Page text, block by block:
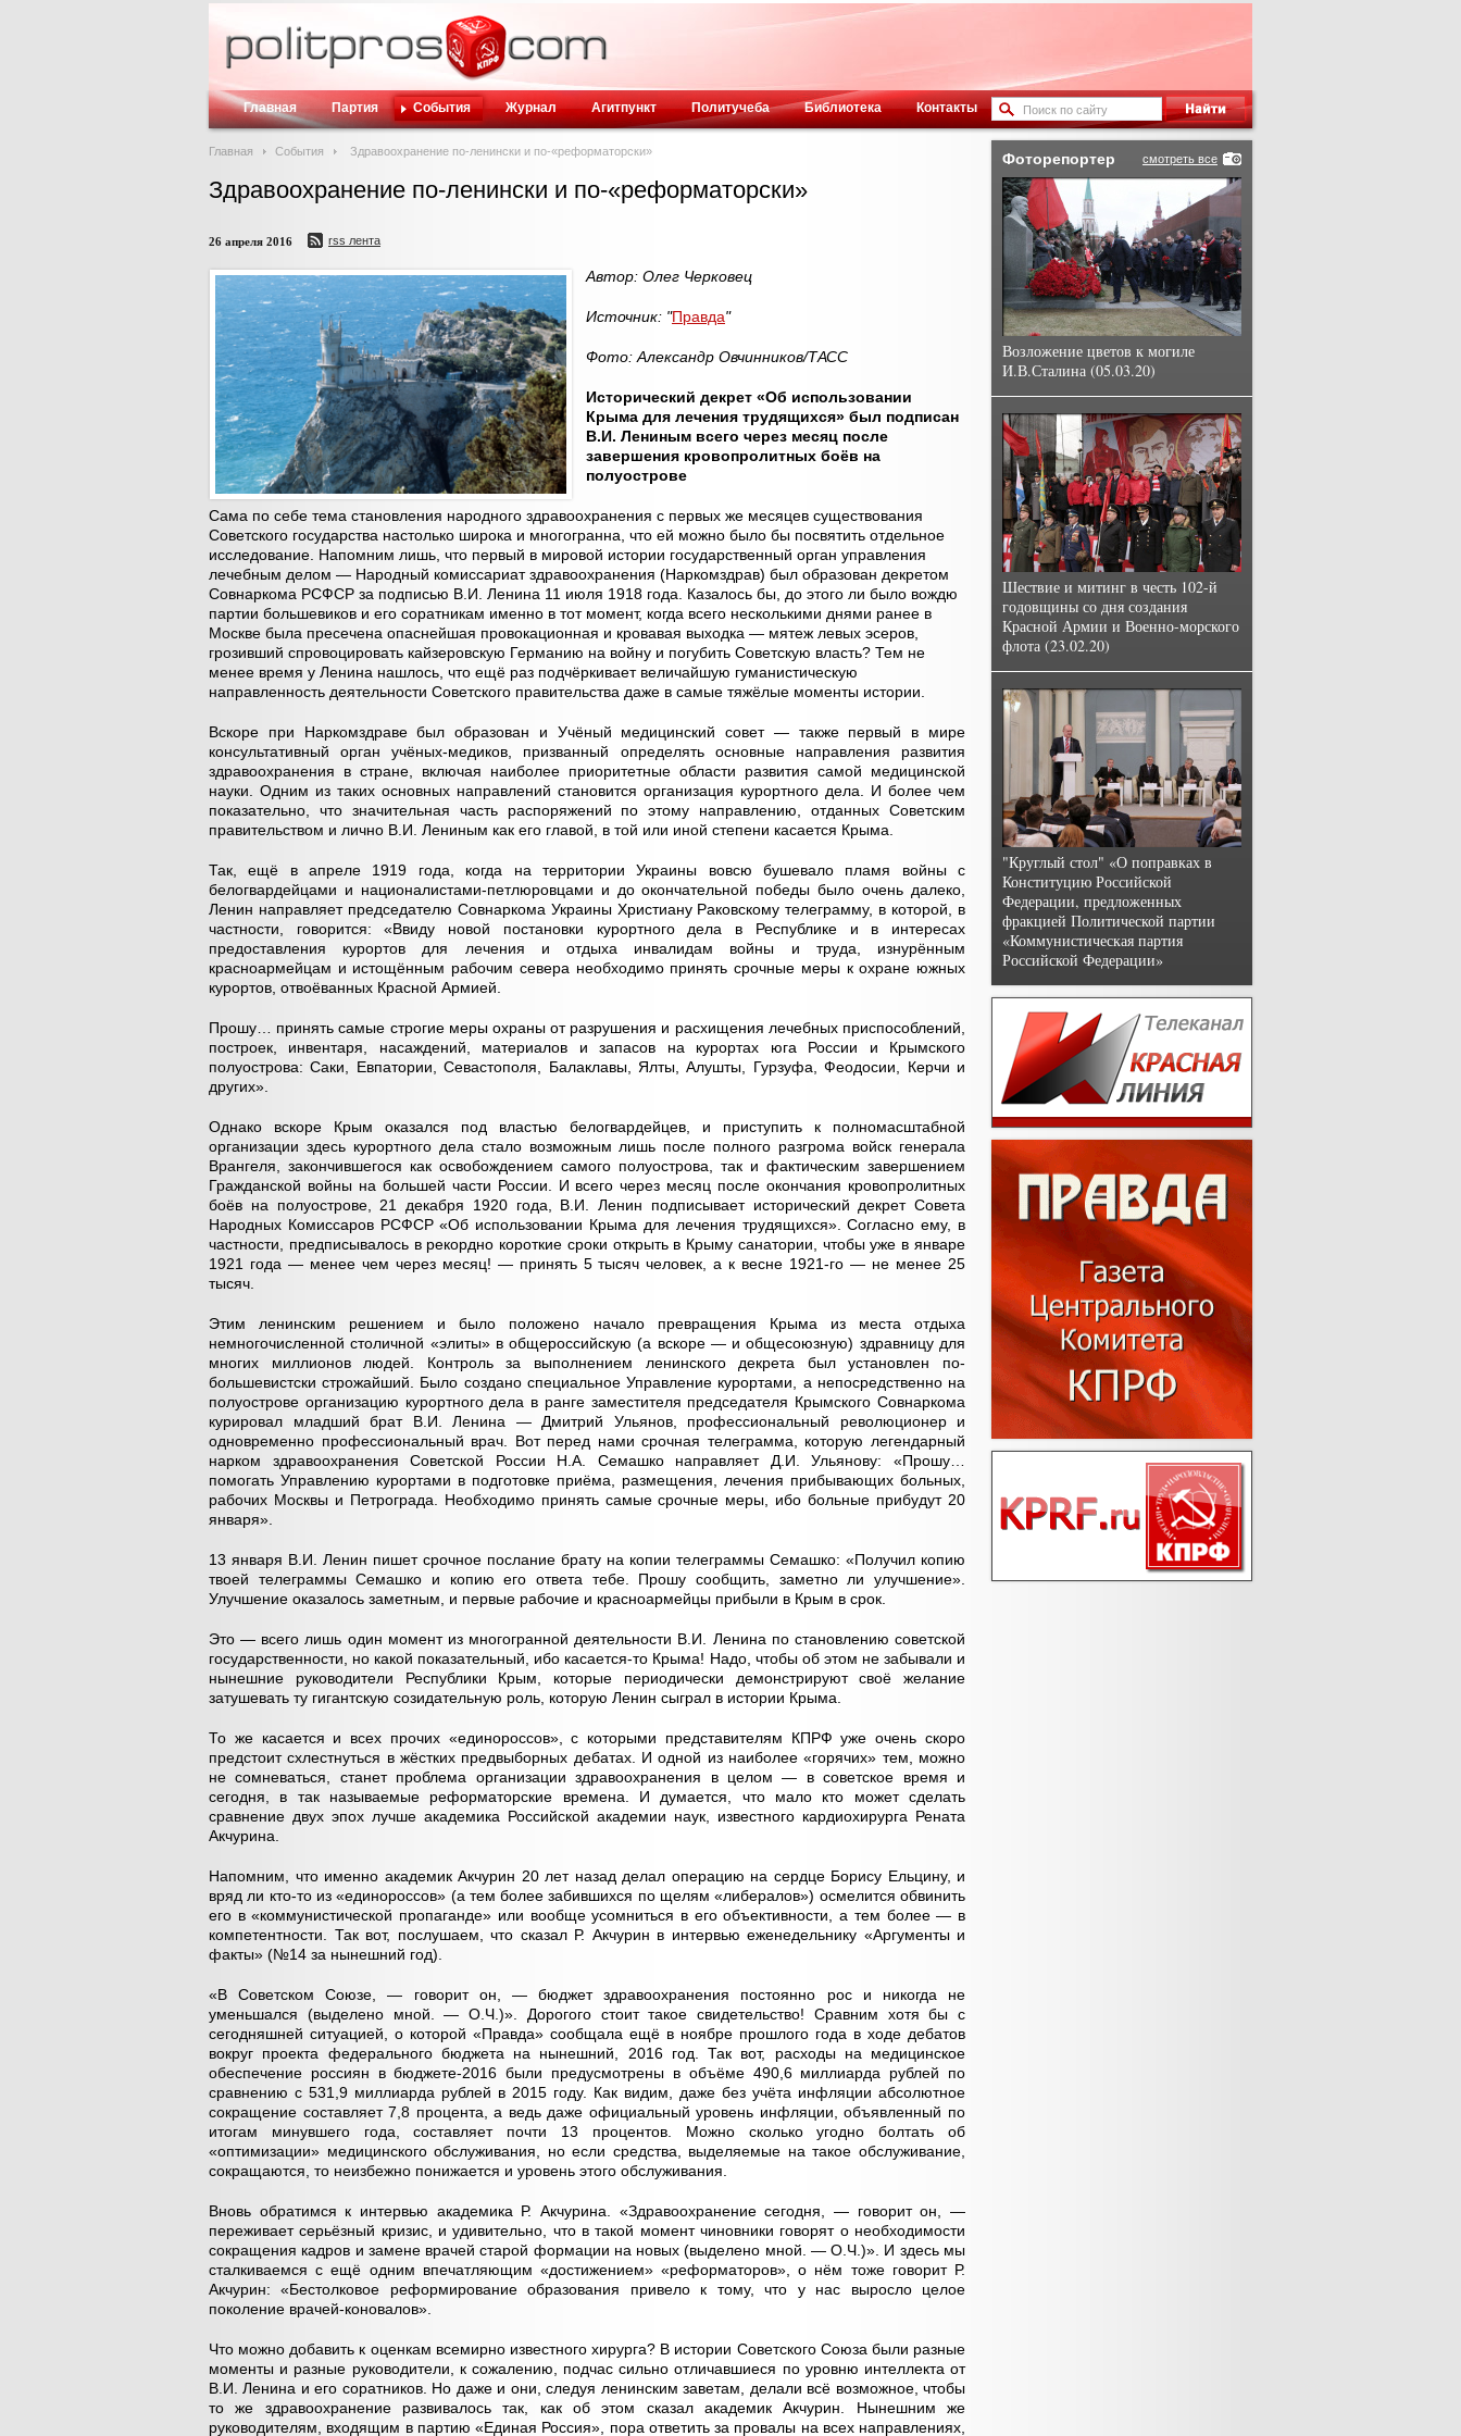
Главная Партия События Журнал Агитпункт Политучеба Библиотека Контакты
Главная События Здравоохранение по-ленински и по-«реформаторски»
Здравоохранение по-ленински и по-«реформаторски»
26 апреля 2016 rss лента
Автор: Олег Черковец
Источник: "Правда"
Фото: Александр Овчинников/ТАСС
Исторический декрет «Об использовании
Крыма для лечения трудящихся» был подписан
В.И. Лениным всего через месяц после
завершения кровопролитных боёв на
полуострове
Сама по себе тема становления народного здравоохранения с первых же месяцев существования
Советского государства настолько широка и многогранна, что ей можно было бы посвятить отдельное
исследование. Напомним лишь, что первый в мировой истории государственный орган управления
лечебным делом — Народный комиссариат здравоохранения (Наркомздрав) был образован декретом
Совнаркома РСФСР за подписью В.И. Ленина 11 июля 1918 года. Казалось бы, до этого ли было вождю
партии большевиков и его соратникам именно в тот момент, когда всего несколькими днями ранее в
Москве была пресечена опаснейшая провокационная и кровавая выходка — мятеж левых эсеров,
грозивший спровоцировать кайзеровскую Германию на войну и погубить Советскую власть? Тем не
менее время у Ленина нашлось, что ещё раз подчёркивает величайшую гуманистическую
направленность деятельности Советского правительства даже в самые тяжёлые моменты истории.
Вскоре при Наркомздраве был образован и Учёный медицинский совет — также первый в мире
консультативный орган учёных-медиков, призванный определять основные направления развития
здравоохранения в стране, включая наиболее приоритетные области развития самой медицинской
науки. Одним из таких основных направлений становится организация курортного дела. И более чем
показательно, что значительная часть распоряжений по этому направлению, отданных Советским
правительством и лично В.И. Лениным как его главой, в той или иной степени касается Крыма.
Так, ещё в апреле 1919 года, когда на территории Украины вовсю бушевало пламя войны с
белогвардейцами и националистами-петлюровцами и до окончательной победы было очень далеко,
Ленин направляет председателю Совнаркома Украины Христиану Раковскому телеграмму, в которой, в
частности, говорится: «Ввиду новой постановки курортного дела в Республике и в интересах
предоставления курортов для лечения и отдыха инвалидам войны и труда, изнурённым
красноармейцам и истощённым рабочим севера необходимо принять срочные меры к охране южных
курортов, отвоёванных Красной Армией.
Прошу… принять самые строгие меры охраны от разрушения и расхищения лечебных приспособлений,
построек, инвентаря, насаждений, материалов и запасов на курортах юга России и Крымского
полуострова: Саки, Евпатории, Севастополя, Балаклавы, Ялты, Алушты, Гурзуфа, Феодосии, Керчи и
других».
Однако вскоре Крым оказался под властью белогвардейцев, и приступить к полномасштабной
организации здесь курортного дела стало возможным лишь после полного разгрома войск генерала
Врангеля, закончившегося как освобождением самого полуострова, так и фактическим завершением
Гражданской войны на большей части России. И всего через месяц после окончания кровопролитных
боёв на полуострове, 21 декабря 1920 года, В.И. Ленин подписывает исторический декрет Совета
Народных Комиссаров РСФСР «Об использовании Крыма для лечения трудящихся». Согласно ему, в
частности, предписывалось в рекордно короткие сроки открыть в Крыму санатории, чтобы уже в январе
1921 года — менее чем через месяц! — принять 5 тысяч человек, а к весне 1921-го — не менее 25
тысяч.
Этим ленинским решением и было положено начало превращения Крыма из места отдыха
немногочисленной столичной «элиты» в общероссийскую (а вскоре — и общесоюзную) здравницу для
многих миллионов людей. Контроль за выполнением ленинского декрета был установлен по-
большевистски строжайший. Было создано специальное Управление курортами, а непосредственно на
полуострове организацию курортного дела в ранге заместителя председателя Крымского Совнаркома
курировал младший брат В.И. Ленина — Дмитрий Ульянов, профессиональный революционер и
одновременно профессиональный врач. Вот перед нами срочная телеграмма, которую легендарный
нарком здравоохранения Советской России Н.А. Семашко направляет Д.И. Ульянову: «Прошу…
помогать Управлению курортами в подготовке приёма, размещения, лечения прибывающих больных,
рабочих Москвы и Петрограда. Необходимо принять самые срочные меры, ибо больные прибудут 20
января».
13 января В.И. Ленин пишет срочное послание брату на копии телеграммы Семашко: «Получил копию
твоей телеграммы Семашко и копию его ответа тебе. Прошу сообщить, заметно ли улучшение».
Улучшение оказалось заметным, и первые рабочие и красноармейцы прибыли в Крым в срок.
Это — всего лишь один момент из многогранной деятельности В.И. Ленина по становлению советской
государственности, но какой показательный, ибо касается-то Крыма! Надо, чтобы об этом не забывали и
нынешние руководители Республики Крым, которые периодически демонстрируют своё желание
затушевать ту гигантскую созидательную роль, которую Ленин сыграл в истории Крыма.
То же касается и всех прочих «единороссов», с которыми представителям КПРФ уже очень скоро
предстоит схлестнуться в жёстких предвыборных дебатах. И одной из наиболее «горячих» тем, можно
не сомневаться, станет проблема организации здравоохранения в целом — в советское время и
сегодня, в так называемые реформаторские времена. И думается, что мало кто может сделать
сравнение двух эпох лучше академика Российской академии наук, известного кардиохирурга Рената
Акчурина.
Напомним, что именно академик Акчурин 20 лет назад делал операцию на сердце Борису Ельцину, и
вряд ли кто-то из «единороссов» (а тем более забившихся по щелям «либералов») осмелится обвинить
его в «коммунистической пропаганде» или вообще усомниться в его объективности, а тем более — в
компетентности. Так вот, послушаем, что сказал Р. Акчурин в интервью еженедельнику «Аргументы и
факты» (№14 за нынешний год).
«В Советском Союзе, — говорит он, — бюджет здравоохранения постоянно рос и никогда не
уменьшался (выделено мной. — О.Ч.)». Дорогого стоит такое свидетельство! Сравним хотя бы с
сегодняшней ситуацией, о которой «Правда» сообщала ещё в ноябре прошлого года в ходе дебатов
вокруг проекта федерального бюджета на нынешний, 2016 год. Так вот, расходы на медицинское
обеспечение россиян в бюджете-2016 были предусмотрены в объёме 490,6 миллиарда рублей по
сравнению с 531,9 миллиарда рублей в 2015 году. Как видим, даже без учёта инфляции абсолютное
сокращение составляет 7,8 процента, а ведь даже официальный уровень инфляции, объявленный по
итогам минувшего года, составляет почти 13 процентов. Можно сколько угодно болтать об
«оптимизации» медицинского обслуживания, но если средства, выделяемые на такое обслуживание,
сокращаются, то неизбежно понижается и уровень этого обслуживания.
Вновь обратимся к интервью академика Р. Акчурина. «Здравоохранение сегодня, — говорит он, —
переживает серьёзный кризис, и удивительно, что в такой момент чиновники говорят о необходимости
сокращения кадров и замене врачей старой формации на новых (выделено мной. — О.Ч.)». И здесь мы
сталкиваемся с ещё одним впечатляющим «достижением» «реформаторов», о нём тоже говорит Р.
Акчурин: «Бестолковое реформирование образования привело к тому, что у нас выросло целое
поколение врачей-коновалов».
Что можно добавить к оценкам всемирно известного хирурга? В истории Советского Союза были разные
моменты и разные руководители, к сожалению, подчас сильно отличавшиеся по уровню интеллекта от
В.И. Ленина и его соратников. Но даже и они, следуя ленинским заветам, делали всё возможное, чтобы
то же здравоохранение развивалось так, как об этом сказал академик Акчурин. Нынешним же
руководителям, входящим в партию «Единая Россия», пора ответить за провалы на всех направлениях,
смотреть все
Фоторепортер
Возложение цветов к могиле
И.В.Сталина (05.03.20)
Шествие и митинг в честь 102-й
годовщины со дня создания
Красной Армии и Военно-морского
флота (23.02.20)
"Круглый стол" «О поправках в
Конституцию Российской
Федерации, предложенных
фракцией Политической партии
«Коммунистическая партия
Российской Федерации»